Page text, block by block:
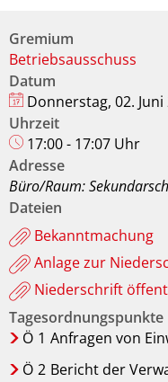
Gremium
Betriebsausschuss
Datum
Donnerstag, 02. Juni
Uhrzeit
17:00 - 17:07 Uhr
Adresse
Büro/Raum:
Dateien
Bekanntmachung
Anlage zur
Niederschrift
Tagesordnungspunkte
Ö 1 Anfragen von
Ö 2 Bericht der